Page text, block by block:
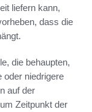
liefern kann,
dass die
die behaupten,
oder niedrigere
auf der
Zeitpunkt der